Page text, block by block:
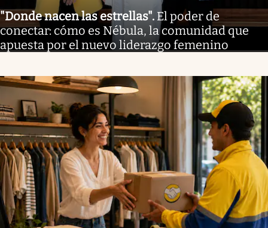
"Donde nacen las estrellas". El poder de
conectar: cómo es Nébula, la comunidad que
apuesta por el nuevo liderazgo femenino